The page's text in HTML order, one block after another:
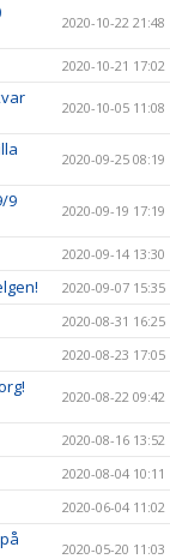
2020-10-22 21:48
2020-10-21 17:02
2020-10-05 11:08
2020-09-25 08:19
9
2020-09-19 17:19
2020-09-14 13:30
2020-09-07 15:35
2020-08-31 16:25
2020-08-23 17:05
2020-08-22 09:42
2020-08-16 13:52
2020-08-04 10:11
2020-06-04 11:02
2020-05-20 11:03